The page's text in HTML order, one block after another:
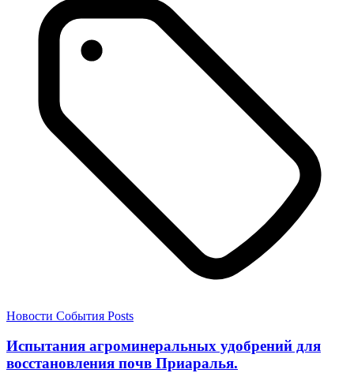
Новости События Posts
Испытания агроминеральных удобрений для
восстановления почв Приаралья.